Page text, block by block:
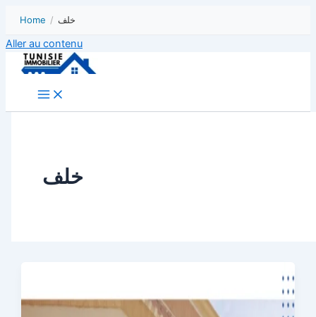
Home / خلف
Aller au contenu
خلف